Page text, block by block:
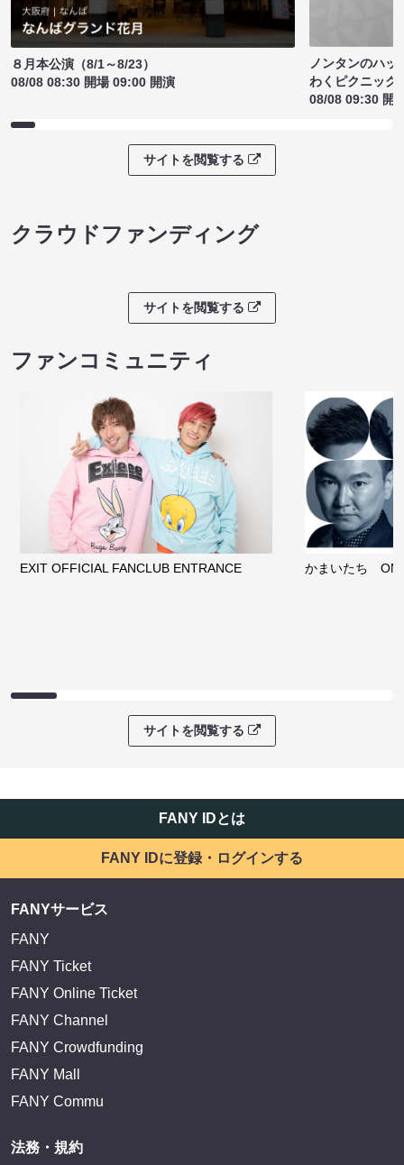
８月本公演（8/1～8/23）
08/08 08:30 開場 09:00 開演
ノンタンのハッ
わくピクニック
08/08 09:30 開
サイトを閲覧する
クラウドファンディング
サイトを閲覧する
ファンコミュニティ
EXIT OFFICIAL FANCLUB ENTRANCE かまいたち
サイトを閲覧する
FANY IDとは
FANY IDに登録・ログインする
FANYサービス
FANY
FANY Ticket
FANY Online Ticket
FANY Channel
FANY Crowdfunding
FANY Mall
FANY Commu
法務・規約